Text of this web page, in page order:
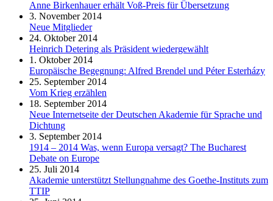
Anne Birkenhauer erhält Voß-Preis für Übersetzung
3. November 2014
Neue Mitglieder
24. Oktober 2014
Heinrich Detering als Präsident wiedergewählt
1. Oktober 2014
Europäische Begegnung: Alfred Brendel und Péter Esterházy
25. September 2014
Vom Krieg erzählen
18. September 2014
Neue Internetseite der Deutschen Akademie für Sprache und
Dichtung
3. September 2014
1914 – 2014 Was, wenn Europa versagt? The Bucharest
Debate on Europe
25. Juli 2014
Akademie unterstützt Stellungnahme des Goethe-Instituts zum
TTIP